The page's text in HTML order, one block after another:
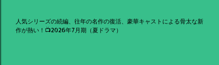
人気シリーズの続編、往年の名作の復活、豪華キャストによる骨太な新
作が熱い！📺2026年7月期（夏ドラマ）